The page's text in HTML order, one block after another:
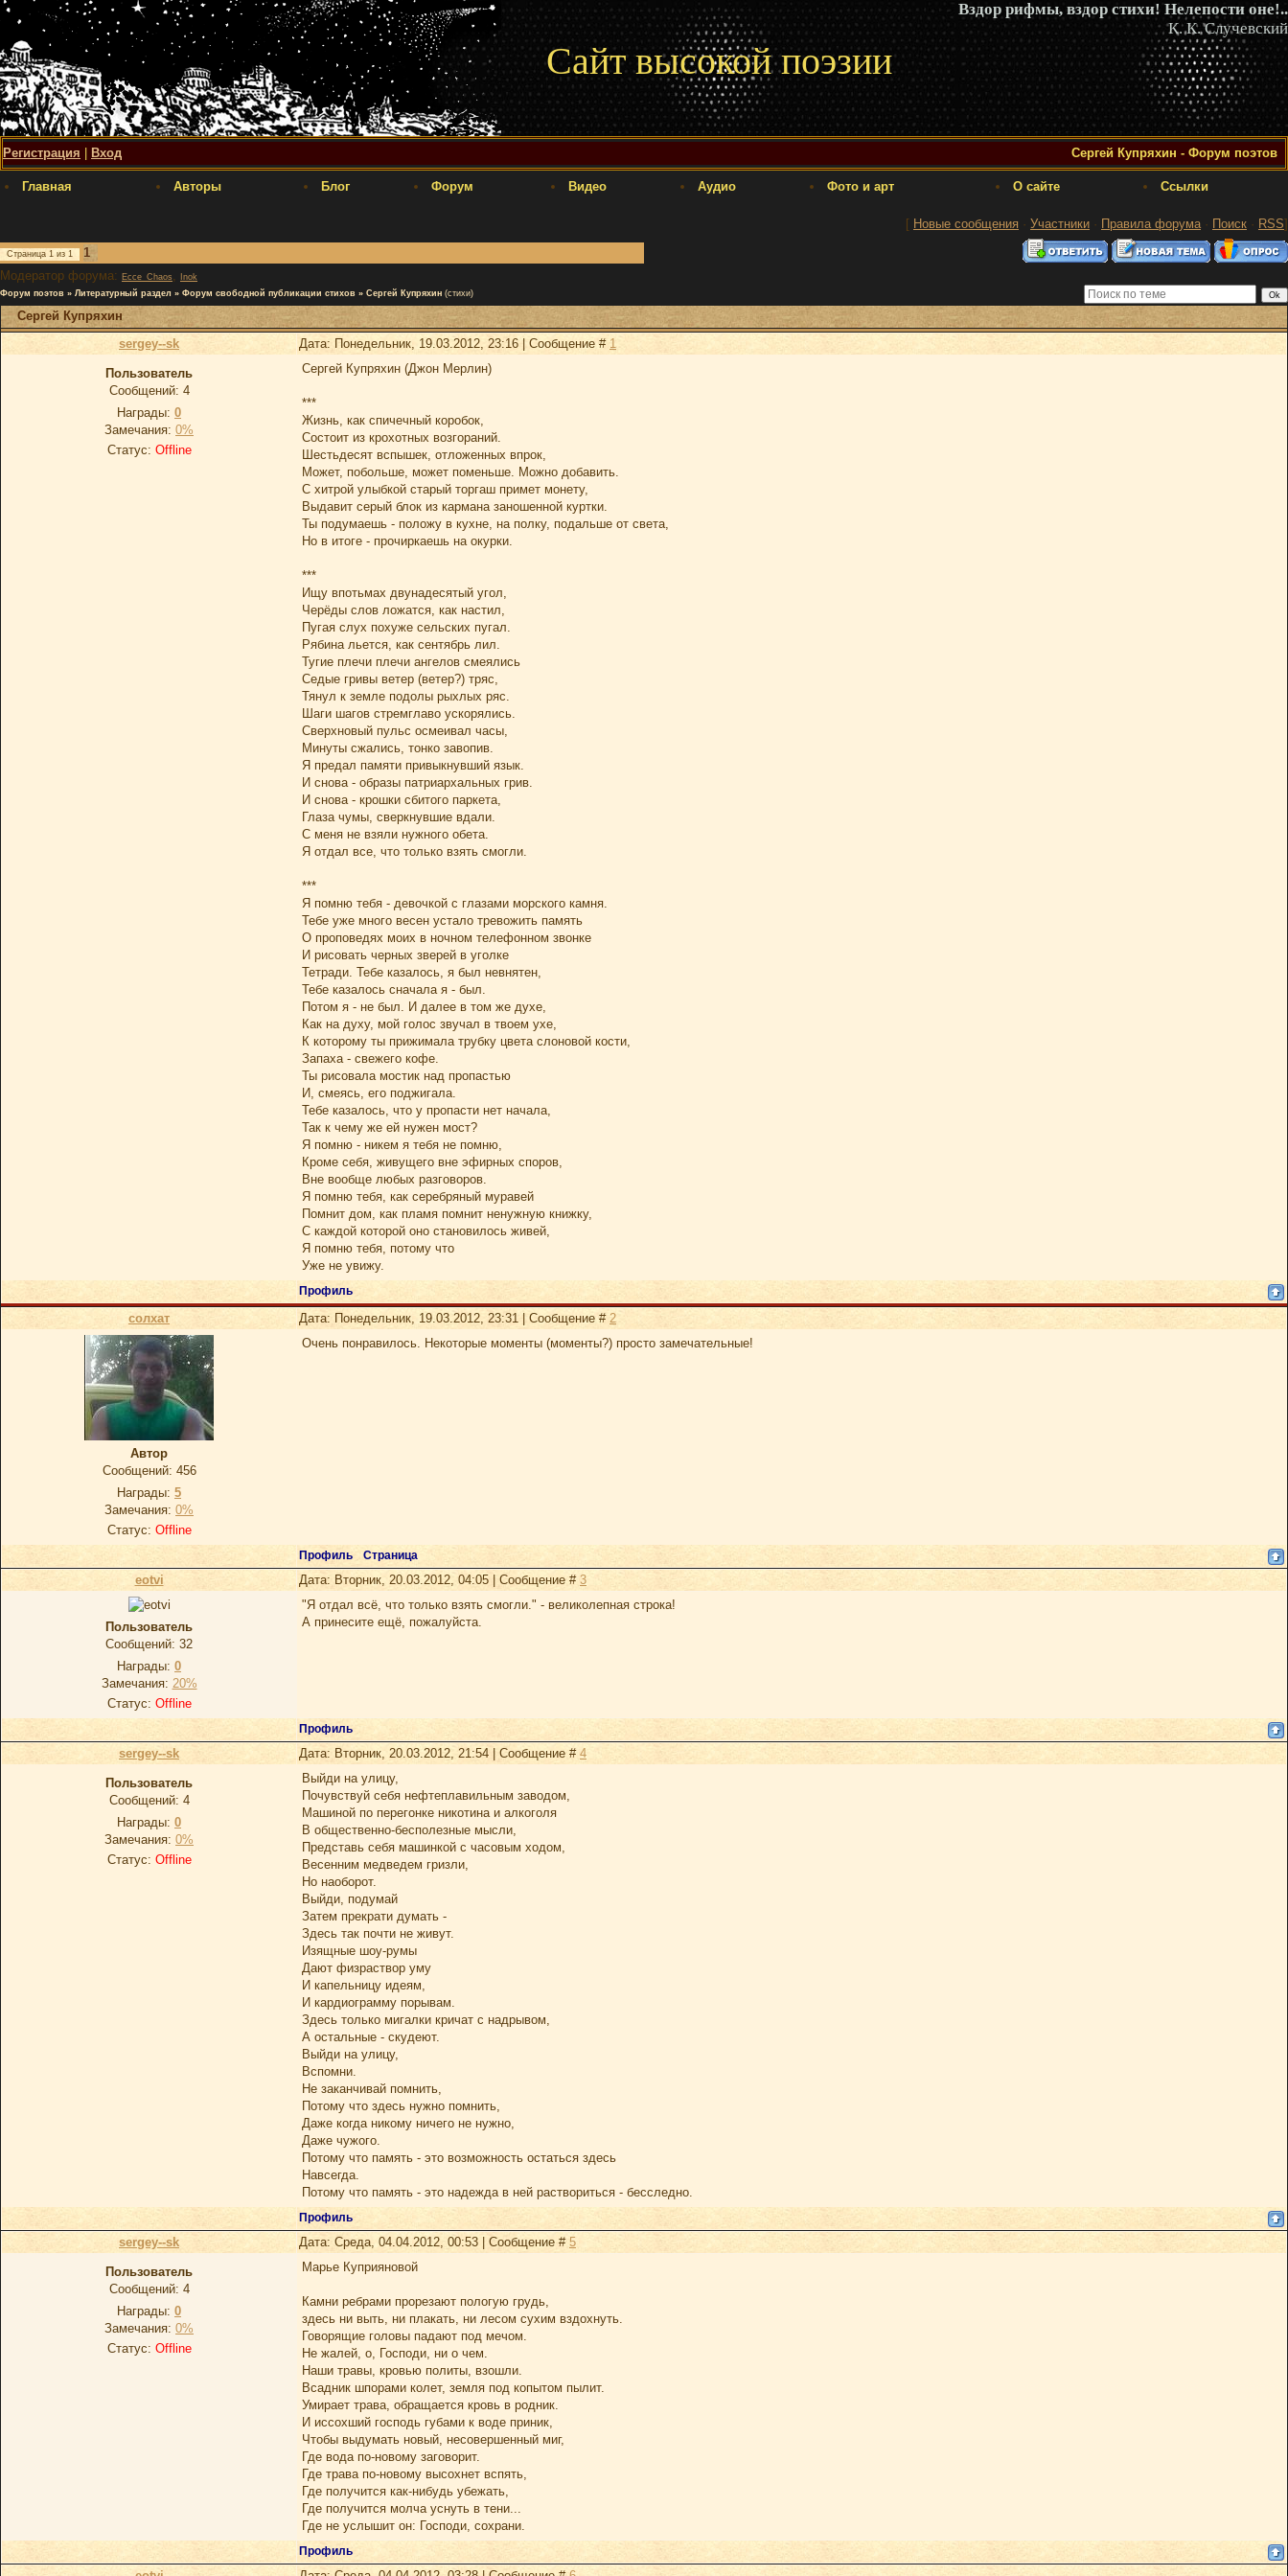
Вздор рифмы, вздор стихи! Нелепости оне!..
К. К. Случевский
Сайт высокой поэзии
Регистрация Вход Сергей Купряхин - Форум поэтов
Главная Авторы Блог Форум Видео Аудио Фото и арт О сайте Ссылки
[ Новые сообщения · Участники · Правила форума· Поиск · RSS]
Страница 1 из 1
1
Модератор форума: Ecce_Chaos ,
Inok
Форум поэтов » Литературный раздел » Форум свободной публикации стихов » Сергей Купряхин (стихи)
Сергей Купряхин
sergey--sk
Дата: Понедельник, 19.03.2012, 23:16 | Сообщение # 1
Пользователь
Сообщений: 4
Награды: 0
Замечания: 0%
Статус: Offline
Сергей Купряхин (Джон Мерлин)
***
Жизнь, как спичечный коробок,
Состоит из крохотных возгораний.
Шестьдесят вспышек, отложенных впрок,
Может, побольше, может поменьше. Можно добавить.
С хитрой улыбкой старый торгаш примет монету,
Выдавит серый блок из кармана заношенной куртки.
Ты подумаешь - положу в кухне, на полку, подальше от света,
Но в итоге - прочиркаешь на окурки.
***
Ищу впотьмах двунадесятый угол,
Черёды слов ложатся, как настил,
Пугая слух похуже сельских пугал.
Рябина льется, как сентябрь лил.
Тугие плечи плечи ангелов смеялись
Седые гривы ветер (ветер?) тряс,
Тянул к земле подолы рыхлых ряс.
Шаги шагов стремглаво ускорялись.
Сверхновый пульс осмеивал часы,
Минуты сжались, тонко завопив.
Я предал памяти привыкнувший язык.
И снова - образы патриархальных грив.
И снова - крошки сбитого паркета,
Глаза чумы, сверкнувшие вдали.
С меня не взяли нужного обета.
Я отдал все, что только взять смогли.
***
Я помню тебя - девочкой с глазами морского камня.
Тебе уже много весен устало тревожить память
О проповедях моих в ночном телефонном звонке
И рисовать черных зверей в уголке
Тетради. Тебе казалось, я был невнятен,
Тебе казалось сначала я - был.
Потом я - не был. И далее в том же духе,
Как на духу, мой голос звучал в твоем ухе,
К которому ты прижимала трубку цвета слоновой кости,
Запаха - свежего кофе.
Ты рисовала мостик над пропастью
И, смеясь, его поджигала.
Тебе казалось, что у пропасти нет начала,
Так к чему же ей нужен мост?
Я помню - никем я тебя не помню,
Кроме себя, живущего вне эфирных споров,
Вне вообще любых разговоров.
Я помню тебя, как серебряный муравей
Помнит дом, как пламя помнит ненужную книжку,
С каждой которой оно становилось живей,
Я помню тебя, потому что
Уже не увижу.
Профиль
солхат Дата: Понедельник, 19.03.2012, 23:31 | Сообщение # 2
Автор
Сообщений: 456
Награды: 5
Замечания: 0%
Статус: Offline
Очень понравилось. Некоторые моменты (моменты?) просто замечательные!
Профиль Страница
eotvi Дата: Вторник, 20.03.2012, 04:05 | Сообщение # 3
Пoльзoватель
Сообщений: 32
Награды: 0
Замечания: 20%
Статус: Offline
"Я отдал всё, что только взять смогли." - великолепная строка!
А принесите ещё, пожалуйста.
Профиль
sergey--sk Дата: Вторник, 20.03.2012, 21:54 | Сообщение # 4
Пользователь
Сообщений: 4
Награды: 0
Замечания: 0%
Статус: Offline
Выйди на улицу,
Почувствуй себя нефтеплавильным заводом,
Машиной по перегонке никотина и алкоголя
В общественно-бесполезные мысли,
Представь себя машинкой с часовым ходом,
Весенним медведем гризли,
Но наоборот.
Выйди, подумай
Затем прекрати думать -
Здесь так почти не живут.
Изящные шоу-румы
Дают физраствор уму
И капельницу идеям,
И кардиограмму порывам.
Здесь только мигалки кричат с надрывом,
А остальные - скудеют.
Выйди на улицу,
Вспомни.
Не заканчивай помнить,
Потому что здесь нужно помнить,
Даже когда никому ничего не нужно,
Даже чужого.
Потому что память - это возможность остаться здесь
Навсегда.
Потому что память - это надежда в ней раствориться - бесследно.
Профиль
sergey--sk Дата: Среда, 04.04.2012, 00:53 | Сообщение # 5
Пользователь
Сообщений: 4
Награды: 0
Замечания: 0%
Статус: Offline
Марье Куприяновой
Камни ребрами прорезают пологую грудь,
здесь ни выть, ни плакать, ни лесом сухим вздохнуть.
Говорящие головы падают под мечом.
Не жалей, о, Господи, ни о чем.
Наши травы, кровью политы, взошли.
Всадник шпорами колет, земля под копытом пылит.
Умирает трава, обращается кровь в родник.
И иссохший господь губами к воде приник,
Чтобы выдумать новый, несовершенный миг,
Где вода по-новому заговорит.
Где трава по-новому высохнет вспять,
Где получится как-нибудь убежать,
Где получится молча уснуть в тени...
Где не услышит он: Господи, сохрани.
Профиль